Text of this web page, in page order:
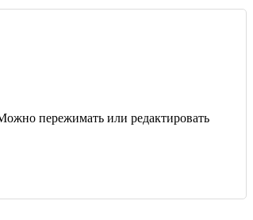
пережимать или редактировать